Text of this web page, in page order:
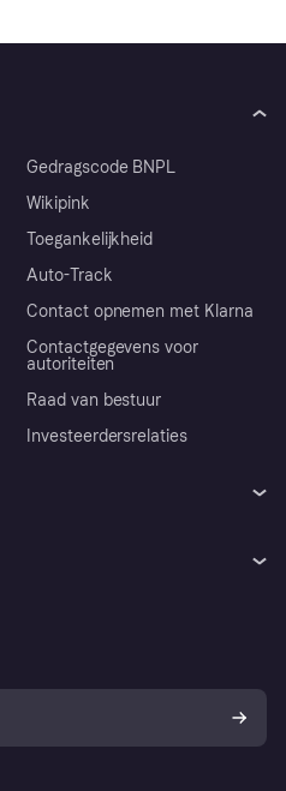
Gedragscode BNPL
Wikipink
Toegankelijkheid
Auto-Track
Contact opnemen met Klarna
Contactgegevens voor
autoriteiten
Raad van bestuur
Investeerdersrelaties